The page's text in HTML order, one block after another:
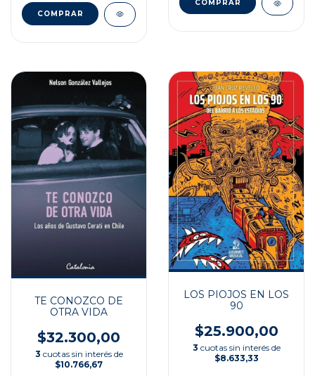
TE CONOZCO DE
OTRA VIDA
$32.300,00
3 cuotas sin interés de
$10.766,67
LOS PIOJOS EN LOS
90
$25.900,00
3 cuotas sin interés de
$8.633,33